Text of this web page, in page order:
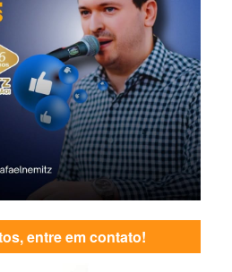
entre em contato!